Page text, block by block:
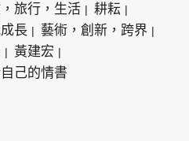
旅行，生活
耕耘
長
藝術，創新，跨界
黃建宏
己的情書